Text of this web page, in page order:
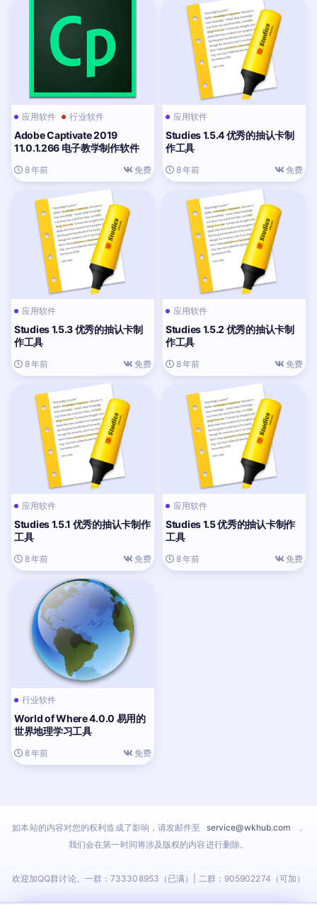
应用软件 行业软件
Adobe Captivate 2019
11.0.1.266 电子教学制作软件
8 年前 免费
应用软件
Studies 1.5.4 优秀的抽认卡制
作工具
8 年前 免费
应用软件
Studies 1.5.3 优秀的抽认卡制
作工具
8 年前 免费
应用软件
Studies 1.5.2 优秀的抽认卡制
作工具
8 年前 免费
应用软件
Studies 1.5.1 优秀的抽认卡制作
工具
8 年前 免费
应用软件
Studies 1.5 优秀的抽认卡制作
工具
8 年前 免费
行业软件
World of Where 4.0.0 易用的
世界地理学习工具
8 年前 免费
如本站的内容对您的权利造成了影响，请发邮件至 service@wkhub.com
，
我们会在第一时间将涉及版权的内容进行删除。
欢迎加QQ群讨论。一群：733308953（已满）| 二群：905902274（可加）